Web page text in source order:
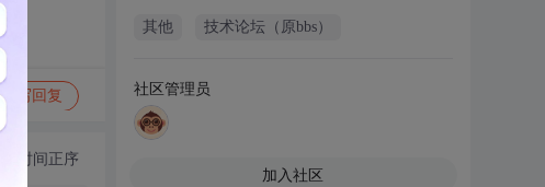
写回复
时间正序
其他 技术论坛（原bbs）
社区管理员
加入社区